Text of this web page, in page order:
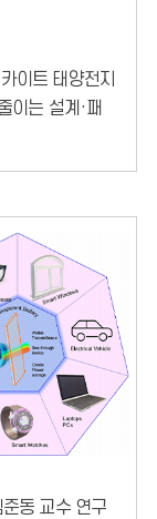
이트 태양전지
이는 설계·패
동 교수 연구